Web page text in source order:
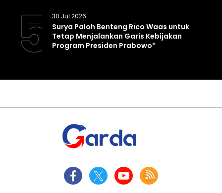
5 30 Jul 2026
Surya Paloh Benteng Rico Waas untuk
Tetap Menjalankan Garis Kebijakan
Program Presiden Prabowo*